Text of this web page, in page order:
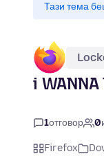
Тази тема
i WANNA
1отговор 0
Firefox